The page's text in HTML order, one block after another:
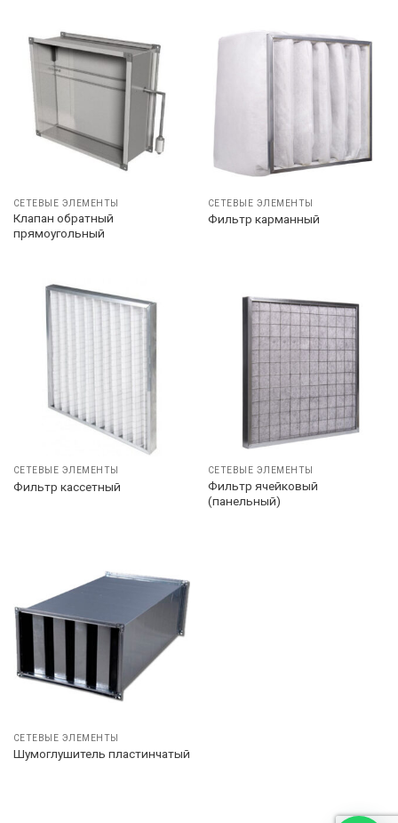
СЕТЕВЫЕ ЭЛЕМЕНТЫ
Клапан обратный
прямоугольный
СЕТЕВЫЕ ЭЛЕМЕНТЫ
Фильтр карманный
СЕТЕВЫЕ ЭЛЕМЕНТЫ
Фильтр кассетный
СЕТЕВЫЕ ЭЛЕМЕНТЫ
Фильтр ячейковый
(панельный)
СЕТЕВЫЕ ЭЛЕМЕНТЫ
Шумоглушитель пластинчатый